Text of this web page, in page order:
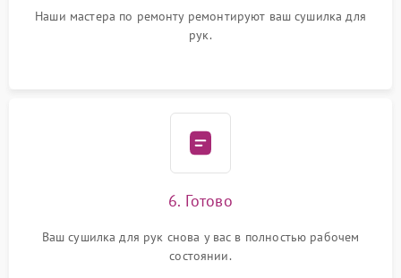
Наши мастера по ремонту ремонтируют ваш сушилка для
рук.
6. Готово
Ваш сушилка для рук снова у вас в полностью рабочем
состоянии.